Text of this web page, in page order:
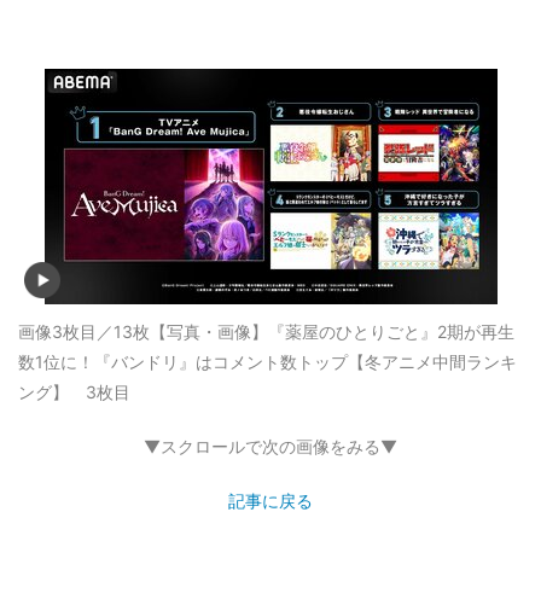
画像3枚目／13枚 【写真・画像】『薬屋のひとりごと』2期が再生
数1位に！『バンドリ』はコメント数トップ【冬アニメ中間ランキ
ング】 3枚目
▼スクロールで次の画像をみる▼
記事に戻る